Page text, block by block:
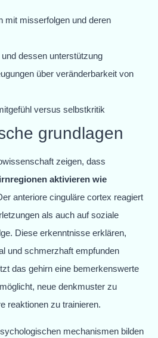
mit misserfolgen und deren
dessen unterstützung
über veränderbarkeit von
versus selbstkritik
grundlagen
zeigen, dass
aktivieren wie
anteriore cinguläre cortex reagiert
als auch auf soziale
Diese erkenntnisse erklären,
und schmerzhaft empfunden
das gehirn eine bemerkenswerte
neue denkmuster zu
reaktionen zu trainieren.
mechanismen bilden